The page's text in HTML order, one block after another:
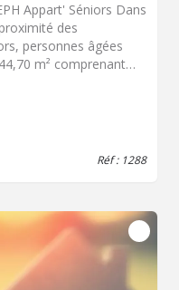
Appart' Séniors Dans
des
personnes âgées
m² comprenant
Espaces communs
de rencontre et
- salle audiovisuelle.
Réf : 1288